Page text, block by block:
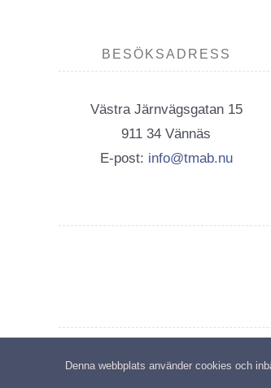
BESÖKSADRESS
Västra Järnvägsgatan 15
911 34 Vännäs
E-post: info@tmab.nu
Denna webbplats använder cookies och